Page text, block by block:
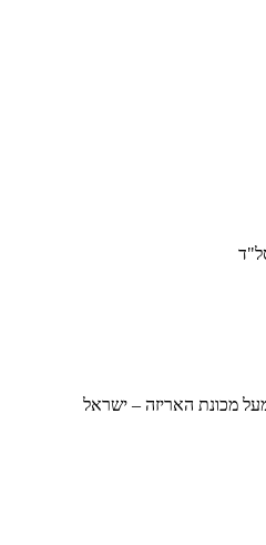
מכונת האריזה – ישראל